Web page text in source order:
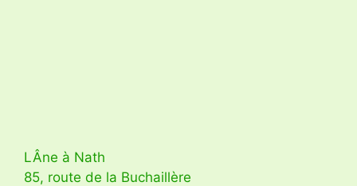
LÂne à Nath
85, route de la Buchaillère